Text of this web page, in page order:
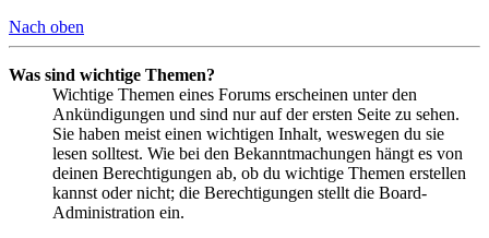
Nach oben
Was sind wichtige Themen?
Wichtige Themen eines Forums erscheinen unter den
Ankündigungen und sind nur auf der ersten Seite zu sehen.
Sie haben meist einen wichtigen Inhalt, weswegen du sie
lesen solltest. Wie bei den Bekanntmachungen hängt es von
deinen Berechtigungen ab, ob du wichtige Themen erstellen
kannst oder nicht; die Berechtigungen stellt die Board-
Administration ein.